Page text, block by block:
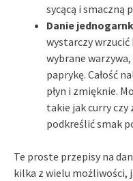
sycącą i smaczną
Danie
wystarczy wrzucić
wybrane
paprykę. Całość
płyn i zmięknie.
takie jak curry czy
podkreślić smak
Te proste przepisy na
kilka z wielu możliwości,